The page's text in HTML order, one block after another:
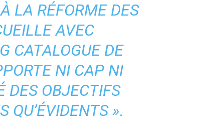
LA RÉFORME DES
AVEC
CATALOGUE DE
NI CAP NI
DES OBJECTIFS
QU’ÉVIDENTS».